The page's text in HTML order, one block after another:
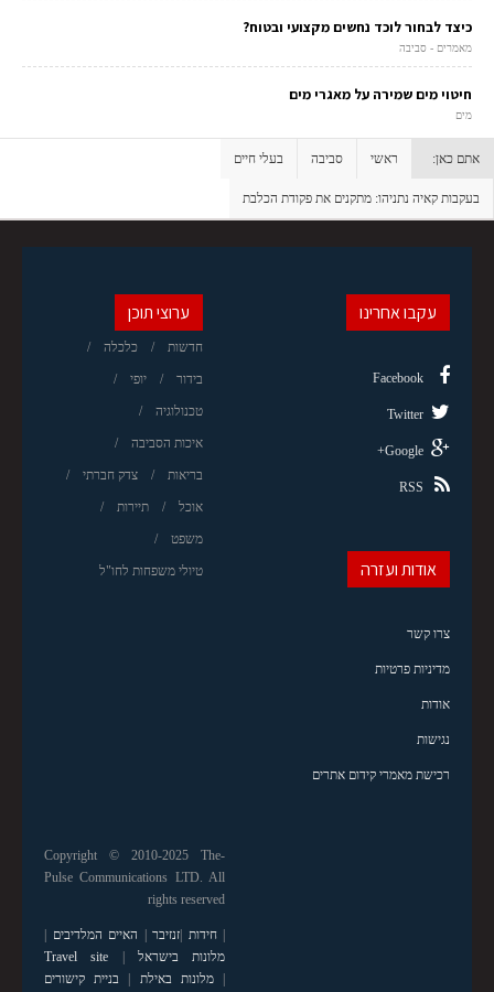
כיצד לבחור לוכד נחשים מקצועי ובטוח?
מאמרים - סביבה
חיטוי מים שמירה על מאגרי מים
מים
אתם כאן: ראשי סביבה בעלי חיים
בעקבות קאיה נתניהו: מתקנים את פקודת הכלבת
ערוצי תוכן
חדשות כלכלה
בידור יופי
טכנולוגיה
איכות הסביבה
בריאות צדק חברתי
אוכל תיירות
משפט
טיולי משפחות לחו"ל
עקבו אחרינו
Facebook
Twitter
Google+
RSS
אודות ועזרה
צרו קשר
מדיניות פרטיות
אודות
נגישות
רכישת מאמרי קידום אתרים
Copyright © 2010-2025 The-
Pulse Communications LTD. All
rights reserved
|חידות זנזיבר האיים המלדיבים
מלונות בישראל
Travel site
|מלונות באילת
בניית קישורים